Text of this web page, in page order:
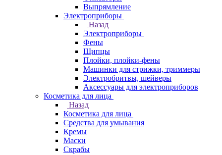
Выпрямление
Электроприборы
Назад
Электроприборы
Фены
Щипцы
Плойки, плойки-фены
Машинки для стрижки, триммеры
Электробритвы, шейверы
Аксессуары для электроприборов
Косметика для лица
Назад
Косметика для лица
Средства для умывания
Кремы
Маски
Скрабы